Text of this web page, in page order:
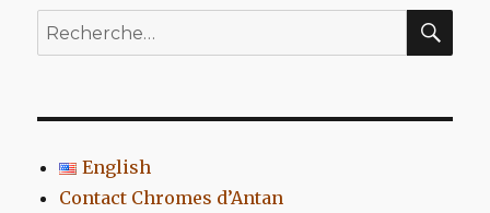
Recherche
pour
English
Contact Chromes d’Antan